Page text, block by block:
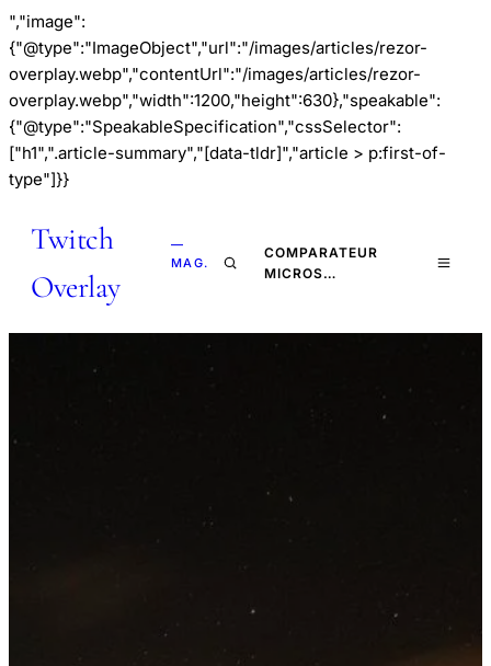
","image":
{"@type":"ImageObject","url":"/images/articles/rezor-
overplay.webp","contentUrl":"/images/articles/rezor-
overplay.webp","width":1200,"height":630},"speakable":
{"@type":"SpeakableSpecification","cssSelector":
["h1",".article-summary","[data-tldr]","article > p:first-of-
type"]}}
Twitch
Overlay
—
MAG.
COMPARATEUR
MICROS…